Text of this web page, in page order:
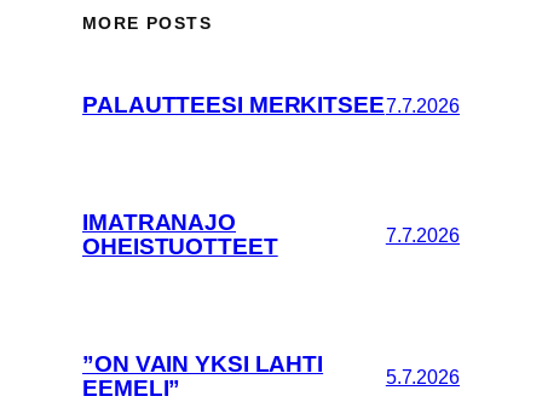
MORE POSTS
PALAUTTEESI MERKITSEE7.7.2026
IMATRANAJO
OHEISTUOTTEET
7.7.2026
”ON VAIN YKSI LAHTI
EEMELI”
5.7.2026